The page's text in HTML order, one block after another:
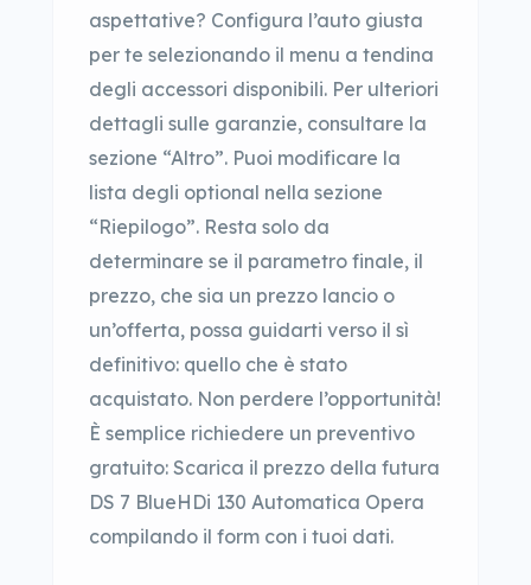
aspettative? Configura l’auto giusta
per te selezionando il menu a tendina
degli accessori disponibili. Per ulteriori
dettagli sulle garanzie, consultare la
sezione “Altro”. Puoi modificare la
lista degli optional nella sezione
“Riepilogo”. Resta solo da
determinare se il parametro finale, il
prezzo, che sia un prezzo lancio o
un’offerta, possa guidarti verso il sì
definitivo: quello che è stato
acquistato. Non perdere l’opportunità!
È semplice richiedere un preventivo
gratuito: Scarica il prezzo della futura
DS 7 BlueHDi 130 Automatica Opera
compilando il form con i tuoi dati.